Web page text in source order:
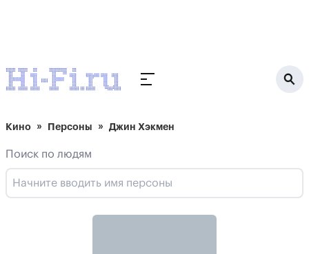
Кино Персоны Джин Хэкмен
Поиск по людям